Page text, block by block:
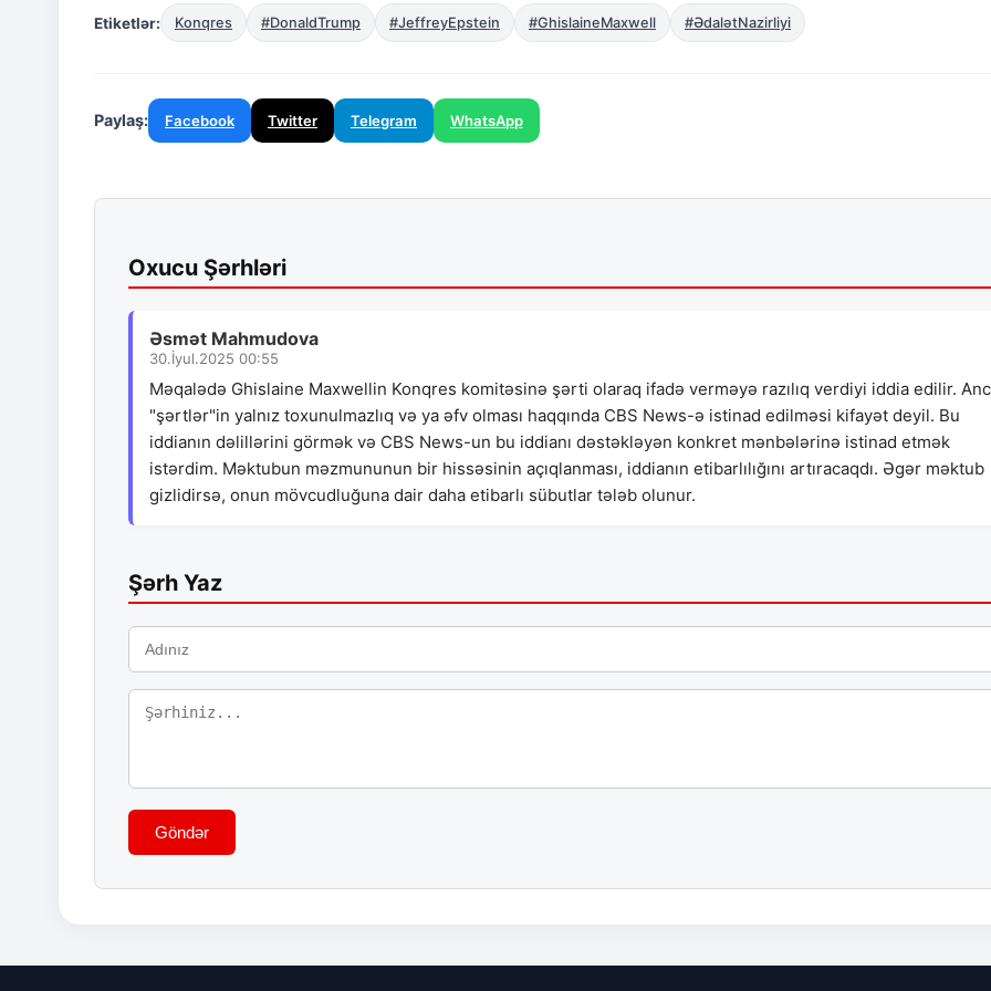
Etiketlər: Konqres #DonaldTrump #JeffreyEpstein #GhislaineMaxwell #ƏdalətNazirliyi
Paylaş: Facebook Twitter Telegram WhatsApp
Oxucu Şərhləri
Əsmət Mahmudova
30.İyul.2025 00:55
Məqalədə Ghislaine Maxwellin Konqres komitəsinə şərti olaraq ifadə verməyə razılıq verdiyi iddia edilir.
"şərtlər"in yalnız toxunulmazlıq və ya əfv olması haqqında CBS News-ə istinad edilməsi kifayət deyil. Bu
iddianın dəlillərini görmək və CBS News-un bu iddianı dəstəkləyən konkret mənbələrinə istinad etmək
istərdim. Məktubun məzmununun bir hissəsinin açıqlanması, iddianın etibarlılığını artıracaqdı. Əgər məktub
gizlidirsə, onun mövcudluğuna dair daha etibarlı sübutlar tələb olunur.
Şərh Yaz
Göndər